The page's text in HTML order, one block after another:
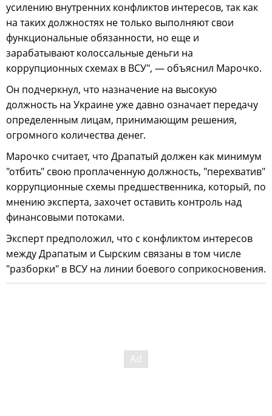
усилению внутренних конфликтов интересов, так как
на таких должностях не только выполняют свои
функциональные обязанности, но еще и
зарабатывают колоссальные деньги на
коррупционных схемах в ВСУ", — объяснил Марочко.
Он подчеркнул, что назначение на высокую
должность на Украине уже давно означает передачу
определенным лицам, принимающим решения,
огромного количества денег.
Марочко считает, что Драпатый должен как минимум
"отбить" свою проплаченную должность, "перехватив"
коррупционные схемы предшественника, который, по
мнению эксперта, захочет оставить контроль над
финансовыми потоками.
Эксперт предположил, что с конфликтом интересов
между Драпатым и Сырским связаны в том числе
"разборки" в ВСУ на линии боевого соприкосновения.